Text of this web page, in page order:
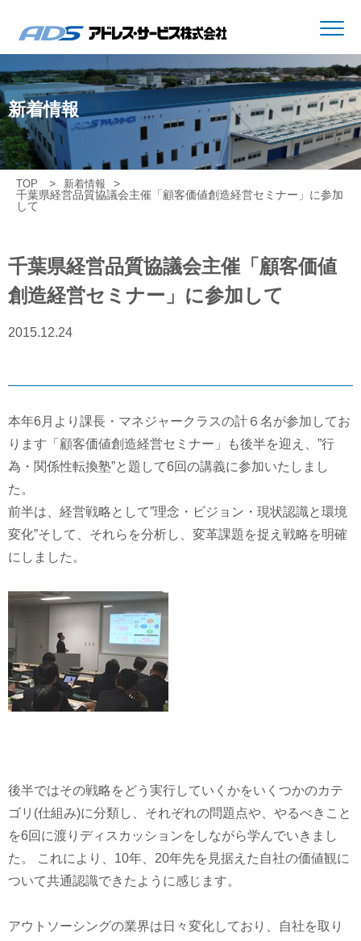
新着情報
TOP 新着情報
千葉県経営品質協議会主催「顧客価値創造経営セミナー」に参加
して
千葉県経営品質協議会主催「顧客価値
創造経営セミナー」に参加して
2015.12.24
本年6月より課長・マネジャークラスの計６名が参加してお
ります「顧客価値創造経営セミナー」も後半を迎え、”行
為・関係性転換塾”と題して6回の講義に参加いたしまし
た。
前半は、経営戦略として”理念・ビジョン・現状認識と環境
変化”そして、それらを分析し、変革課題を捉え戦略を明確
にしました。
後半ではその戦略をどう実行していくかをいくつかのカテ
ゴリ(仕組み)に分類し、それぞれの問題点や、やるべきこと
を6回に渡りディスカッションをしながら学んでいきまし
た。 これにより、10年、20年先を見据えた自社の価値観に
ついて共通認識できたように感じます。
アウトソーシングの業界は日々変化しており、自社を取り